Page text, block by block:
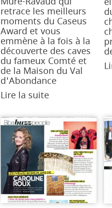
retrace les meilleurs
moments du Caseus
Award et vous
emmène à la fois à la
découverte des caves
du fameux Comté et
de la Maison du Val
d'Abondance
Lire la suite